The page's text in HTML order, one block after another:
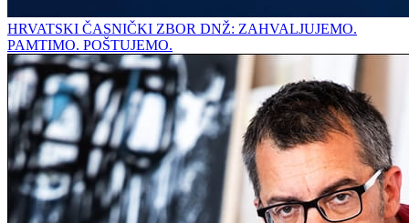
HRVATSKI ČASNIČKI ZBOR DNŽ: ZAHVALJUJEMO.
PAMTIMO. POŠTUJEMO.